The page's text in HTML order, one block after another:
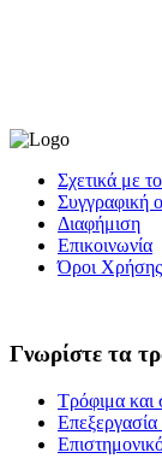
Σχετικά με
Συγγραφική
Διαφήμιση
Επικοινωνία
Όροι Χρήσης
Γνωρίστε τα
Τρόφιμα και